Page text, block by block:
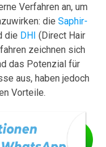
Verfahren an, um
die Saphir-
die DHI (Direct Hair
zeichnen sich
das Potenzial für
aus, haben jedoch
Vorteile.